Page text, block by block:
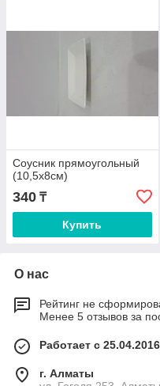
Соусник прямоугольный
(10,5х8см)
340 ₸
Купить
О нас
Рейтинг не
Менее 5 отзывов за
Работает с 25.04.2016
г. Алматы